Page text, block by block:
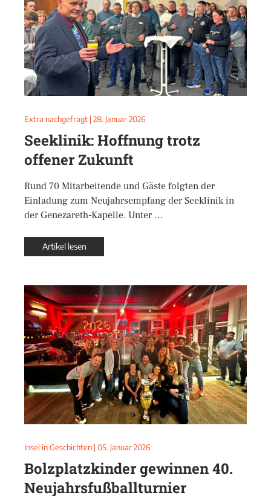
Extra nachgefragt | 28. Januar 2026
Seeklinik: Hoffnung trotz
offener Zukunft
Rund 70 Mitarbeitende und Gäste folgten der
Einladung zum Neujahrsempfang der Seeklinik in
der Genezareth-Kapelle. Unter …
Artikel lesen
Insel in Geschichten | 05. Januar 2026
Bolzplatzkinder gewinnen 40.
Neujahrsfußballturnier